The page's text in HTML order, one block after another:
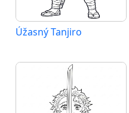
Úžasný Tanjiro